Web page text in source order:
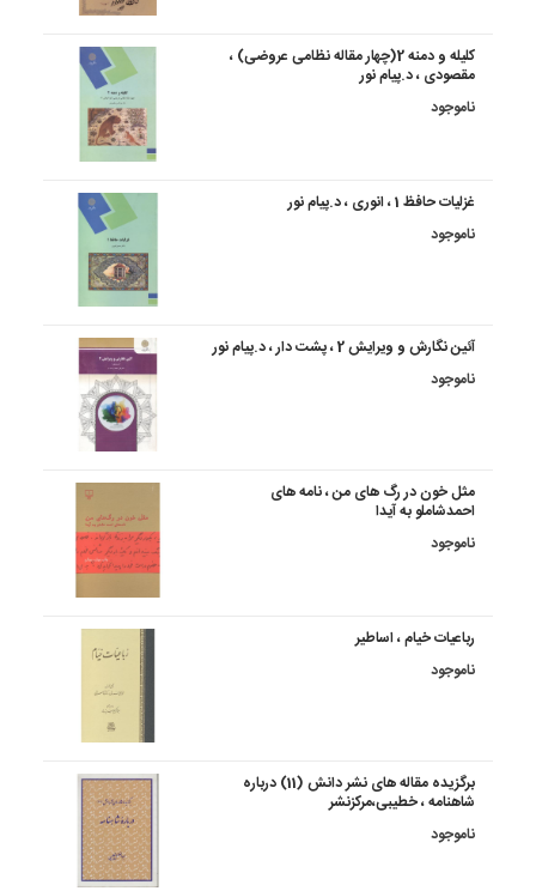
کلیله و دمنه 2(چهار مقاله نظامی عروضی) ،
مقصودی ، د.پیام نور
ناموجود
غزلیات حافظ 1 ، انوری ، د.پیام نور
ناموجود
آئین نگارش و ویرایش 2 ، پشت دار ، د.پیام نور
ناموجود
مثل خون در رگ های من ، نامه های
احمدشاملو به آیدا
ناموجود
رباعیات خیام ، اساطیر
ناموجود
برگزیده مقاله های نشر دانش (11) درباره
شاهنامه ، خطیبی،مرکزنشر
ناموجود